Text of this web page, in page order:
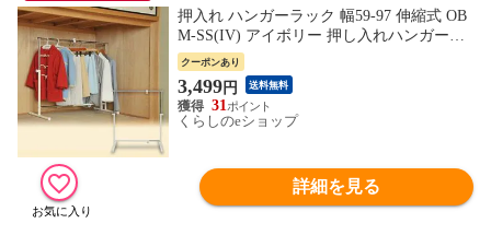
押入れ ハンガーラック 幅59-97 伸縮式 OB
M-SS(IV) アイボリー 押し入れハンガーラ
ック パイプハンガーラック クローゼット
ハンガーラック 押入れ収納 収納 新生活 お
しゃれ 山善 YAMAZEN 【送料無料】
クーポンあり
3,499円 送料無料
31
くらしのeショップ
詳細を見る